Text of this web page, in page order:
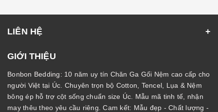
LIÊN HỆ
GIỚI THIỆU
Bonbon Bedding: 10 năm uy tín Chăn Ga Gối Nệm cao cấp cho
người Việt tại Úc. Chuyên trọn bộ Cotton, Tencel, Lụa & Nệm
bông ép hỗ trợ cột sống chuẩn size Úc. Mẫu mã tinh tế, nhận
may thêu theo yêu cầu riêng. Cam kết: Mẫu đẹp - Chất lượng -